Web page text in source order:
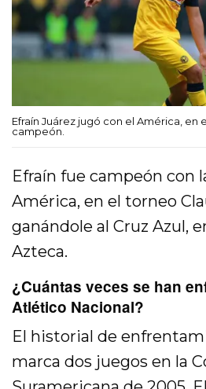
Efraín Juárez jugó con el América, en
campeón.
Efraín fue campeón con
América, en el torneo
ganándole al Cruz Azul,
Azteca.
¿Cuántas veces se han
Atlético Nacional?
El historial de
marca dos juegos en la